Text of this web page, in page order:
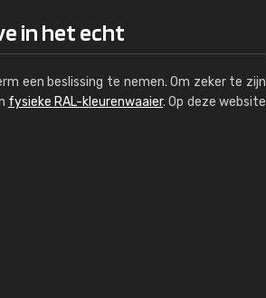
in het echt
een beslissing te nemen. Om zeker te zijn
fysieke RAL-kleurenwaaier. Op deze website